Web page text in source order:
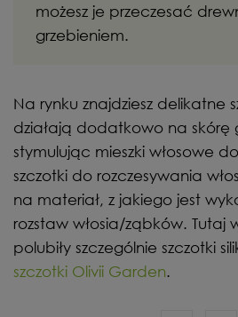
możesz je przeczesać
grzebieniem.
Na rynku znajdziesz delikatne
działają dodatkowo na skórę
stymulując mieszki włosowe
szczotki do rozczesywania
na materiał, z jakiego jest
rozstaw włosia/ząbków. Tutaj
polubiły szczególnie szczotki
szczotki Olivii Garden.